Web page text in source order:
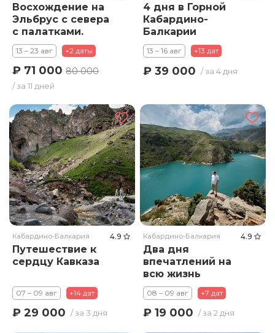
Восхождение на
Эльбрус с севера
с палатками.
Тариф Стандарт
13 – 23 авг +2 даты
₽ 71 000 80 000
/ за 11 дней
4 дня в Горной
Кабардино-
Балкарии
13 – 16 авг +13 дат
₽ 39 000 / за 4 дня
Кабардино-Балкария 4.9
Путешествие к
сердцу Кавказа
07 – 09 авг +14 дат
₽ 29 000 / за 3 дня
Кабардино-Балкария 4.9
Два дня
впечатлений на
всю жизнь
08 – 09 авг +7 дат
₽ 19 000 / за 2 дня